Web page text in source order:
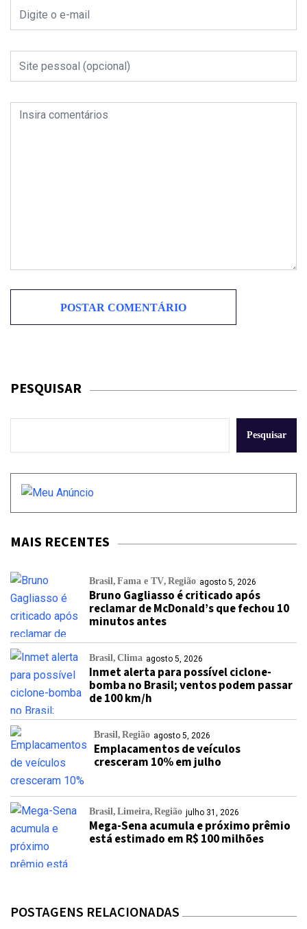
PESQUISAR
Pesquisar
MAIS RECENTES
Brasil Fama e TV Região agosto 5, 2026
Bruno Gagliasso é criticado após
reclamar de McDonald’s que fechou 10
minutos antes
Brasil Clima agosto 5, 2026
Inmet alerta para possível ciclone-
bomba no Brasil; ventos podem passar
de 100 km/h
Brasil Região agosto 5, 2026
Emplacamentos de veículos
cresceram 10% em julho
Brasil Limeira Região julho 31, 2026
Mega-Sena acumula e próximo prêmio
está estimado em R$ 100 milhões
POSTAGENS RELACIONADAS